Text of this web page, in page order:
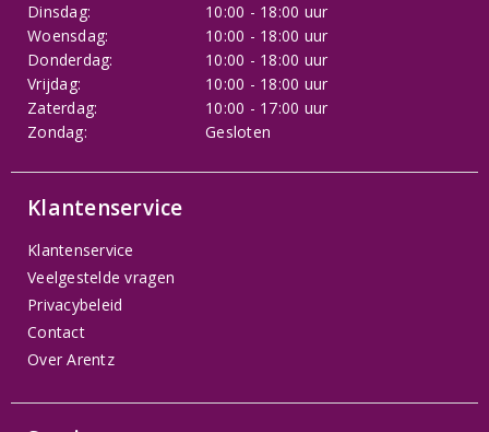
Dinsdag:
10:00 - 18:00 uur
Woensdag:
10:00 - 18:00 uur
Donderdag:
10:00 - 18:00 uur
Vrijdag:
10:00 - 18:00 uur
Zaterdag:
10:00 - 17:00 uur
Zondag:
Gesloten
Klantenservice
Klantenservice
Veelgestelde vragen
Privacybeleid
Contact
Over Arentz